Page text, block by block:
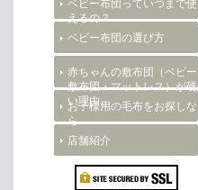
ベビー布団っていつまで使
えるの？
ベビー布団の選び方
赤ちゃんの敷布団（ベビー
敷布団・マットレス）が硬
い理由。
お子様用の毛布をお探しな
ら
店舗紹介